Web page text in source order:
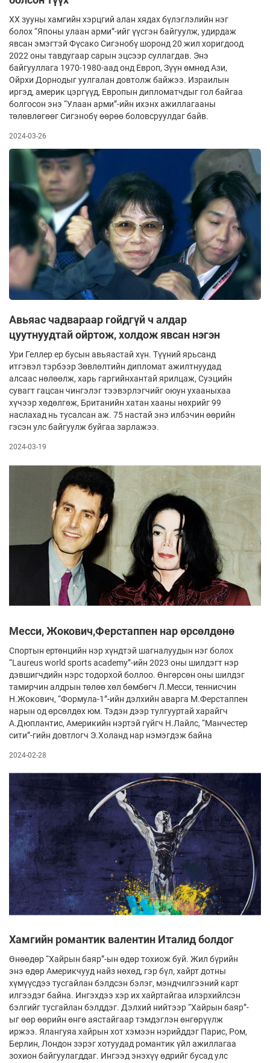
ХХ зууны хамгийн хэрцгий алан хядах бүлэглэлийн нэг
болох “Японы улаан арми”-ийг үүсгэн байгуулж, удирдаж
явсан эмэгтэй Фүсако Сигэнобү шоронд 20 жил хоригдоод
2022 оны тавдугаар сарын эцсээр суллагдав. Энэ
байгууллага 1970-1980-аад онд Европ, Зүүн өмнөд Ази,
Ойрхи Дорнодыг уулгалан довтолж байжээ. Израилын
иргэд, америк цэргүүд, Европын дипломатчдыг гол байгаа
болгосон энэ “Улаан арми”-ийн ихэнх ажиллагааны
төлөвлөгөөг Сигэнобү өөрөө боловсруулдаг байв.
2024-03-26
Авьяас чадвараар гойдгүй ч алдар
цуутнуудтай ойртож, холдож явсан нэгэн
Ури Геллер ер бусын авьяастай хүн. Түүний ярьсанд
итгэвэл тэрбээр Зөвлөлтийн дипломат ажилтнуудад
алсаас нөлөөлж, харь гаргийнхантай ярилцаж, Суэцийн
сувагт гацсан чингэлэг тээвэрлэгчийг оюун ухааныхаа
хүчээр хөдөлгөж, Британийн хатан хааны нөхрийг 99
наслахад нь тусалсан аж. 75 настай энэ илбэчин өөрийн
гэсэн улс байгуулж буйгаа зарлажээ.
2024-03-19
Месси, Жокович,Ферстаппен нар өрсөлдөнө
Спортын ертөнцийн нэр хүндтэй шагналуудын нэг болох
“Laureus world sports academy”-ийн 2023 оны шилдэгт нэр
дэвшигчдийн нэрс тодорхой боллоо. Өнгөрсөн оны шилдэг
тамирчин алдрын төлөө хөл бөмбөгч Л.Месси, теннисчин
Н.Жокович, “Формула-1”-ийн дэлхийн аварга М.Ферстаппен
нарын од өрсөлдөх юм. Тэдэн дээр тулгууртай харайгч
А.Дюплантис, Америкийн нэртэй гүйгч Н.Лайлс, “Манчестер
сити”-гийн довтлогч Э.Холанд нар нэмэгдэж байна
2024-02-28
Хамгийн романтик валентин Италид болдог
Өнөөдөр “Хайрын баяр”-ын өдөр тохиож буй. Жил бүрийн
энэ өдөр Америкчууд найз нөхөд, гэр бүл, хайрт дотны
хүмүүсдээ тусгайлан бэлдсэн бэлэг, мэндчилгээний карт
илгээдэг байна. Ингэхдээ хэр их хайртайгаа илэрхийлсэн
бэлгийг тусгайлан бэлддэг. Дэлхий нийтээр “Хайрын баяр”-
ыг өөр өөрийн өнгө аястайгаар тэмдэглэн өнгөрүүлж
иржээ. Ялангуяа хайрын хот хэмээн нэрийддэг Парис, Ром,
Берлин, Лондон зэрэг хотуудад романтик үйл ажиллагаа
зохион байгуулагддаг. Ингээд энэхүү өдрийг бусад улс